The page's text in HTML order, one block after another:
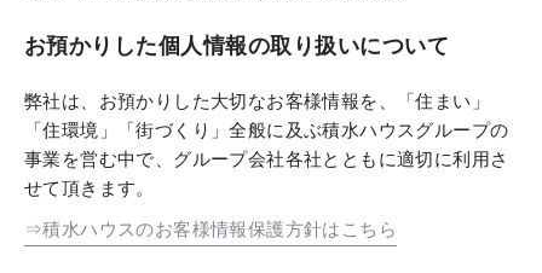
お預かりした個人情報の取り扱いについて
弊社は、お預かりした大切なお客様情報を、「住まい」
「住環境」「街づくり」全般に及ぶ積水ハウスグループの
事業を営む中で、グループ会社各社とともに適切に利用さ
せて頂きます。
⇒積水ハウスのお客様情報保護方針はこちら